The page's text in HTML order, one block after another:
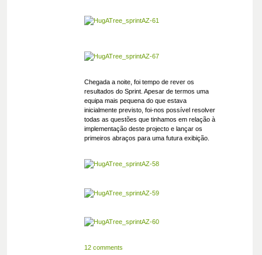
Chegada a noite, foi tempo de rever os
resultados do Sprint. Apesar de termos uma
equipa mais pequena do que estava
inicialmente previsto, foi-nos possível resolver
todas as questões que tinhamos em relação à
implementação deste projecto e lançar os
primeiros abraços para uma futura exibição.
12 comments